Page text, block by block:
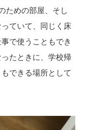
ための部屋、そし
ていて、同じく床
で使うこともでき
たときに、学校帰
できる場所として